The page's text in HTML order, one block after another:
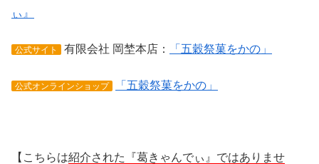
ぃ』
公式サイト 有限会社 岡埜本店： 「五穀祭菓をかの」
公式オンラインショップ 「五穀祭菓をかの」
【こちらは紹介された『葛きゃんでぃ』ではありませ